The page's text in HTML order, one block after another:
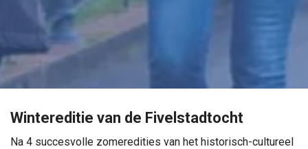
Wintereditie van de Fivelstadtocht
Na 4 succesvolle zomeredities van het historisch-cultureel